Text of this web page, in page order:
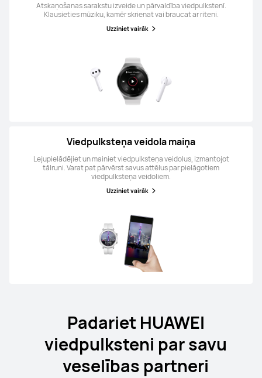
Atskaņošanas sarakstu izveide un pārvaldība viedpulkstenī.
Klausieties mūziku, kamēr skrienat vai braucat ar riteni.
Uzziniet vairāk
Viedpulksteņa veidola maiņa
Lejupielādējiet un mainiet viedpulksteņa veidolus, izmantojot
tālruni. Varat pat pārvērst savus attēlus par pielāgotiem
viedpulksteņa veidoliem.
Uzziniet vairāk
Padariet HUAWEI
viedpulksteni par savu
veselības partneri